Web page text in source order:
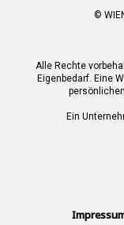
©
Alle Rechte
Eigenbedarf. Eine
Ein